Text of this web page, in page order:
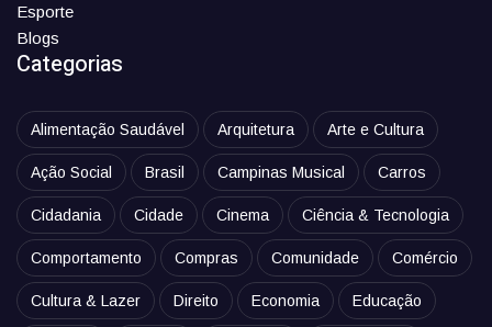
Esporte
Blogs
Categorias
Alimentação Saudável Arquitetura Arte e Cultura
Ação Social Brasil Campinas Musical Carros
Cidadania Cidade Cinema Ciência & Tecnologia
Comportamento Compras Comunidade Comércio
Cultura & Lazer Direito Economia Educação